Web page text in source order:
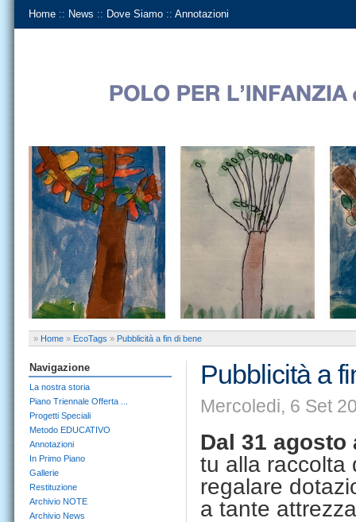
Home :: News :: Dove Siamo :: Annotazioni
» Home » EcoTags » Pubblicità a fin di bene
Pubblicità a
Mercoledi, 6 Set
Dal 31
tu alla raccolta
regalare
a tante
Navigazione
La nostra storia
Piano Triennale Offerta ...
Progetti Speciali
Metodo EDUCATIVO
Annotazioni
In Primo Piano
Gallerie
Restituzione
Archivio NOTE
Archivio News